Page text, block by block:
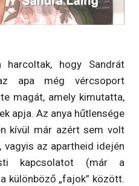
harcoltak, hogy Sandrát
apa még vércsoport
magát, amely kimutatta,
apja. Az anya hűtlensége
kívül már azért sem volt
az apartheid idején
kapcsolatot (már a
különböző „fajok” között.